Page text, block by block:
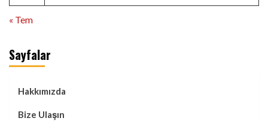
« Tem
Sayfalar
Hakkımızda
Bize Ulaşın